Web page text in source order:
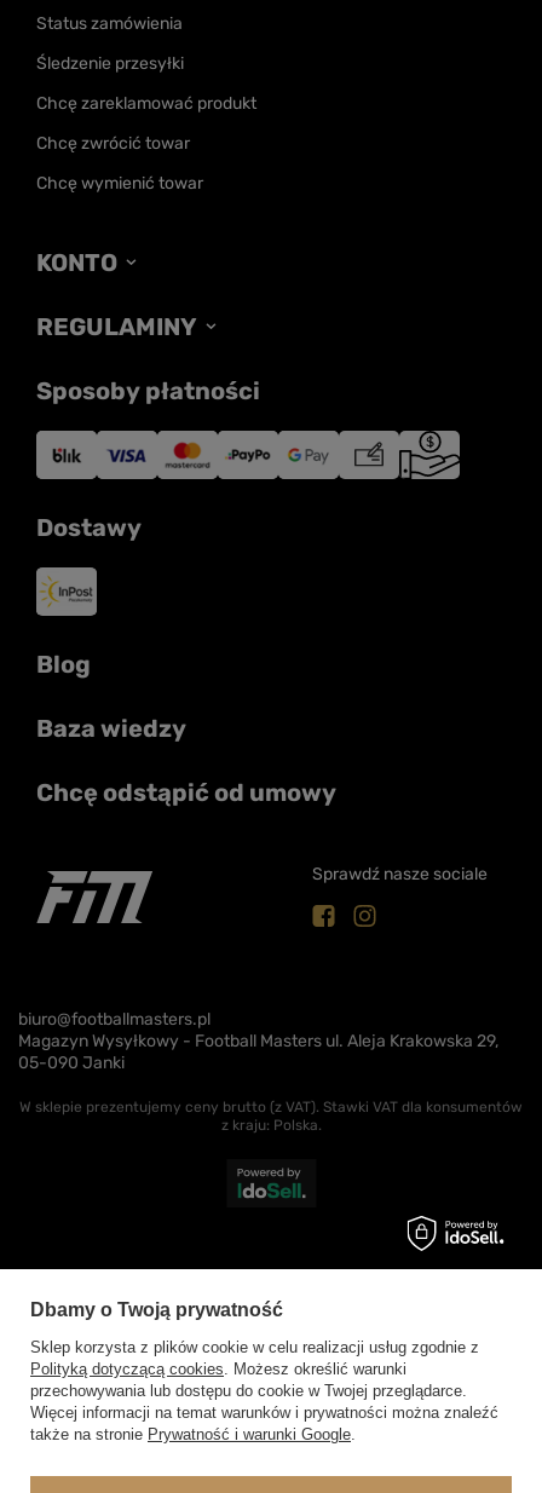
Status zamówienia
Śledzenie przesyłki
Chcę zareklamować produkt
Chcę zwrócić towar
Chcę wymienić towar
KONTO
REGULAMINY
Sprawdź nasze sociale
Sposoby płatności
Dostawy
Blog
Baza wiedzy
Chcę odstąpić od umowy
biuro@footballmasters.pl
Magazyn Wysyłkowy - Football Masters ul. Aleja Krakowska 29,
05-090 Janki
W sklepie prezentujemy ceny brutto (z VAT). Stawki VAT dla konsumentów
z kraju: Polska.
Dbamy o Twoją prywatność
Sklep korzysta z plików cookie w celu realizacji usług zgodnie z
Polityką dotyczącą cookies. Możesz określić warunki
przechowywania lub dostępu do cookie w Twojej przeglądarce.
Więcej informacji na temat warunków i prywatności można znaleźć
także na stronie Prywatność i warunki Google.